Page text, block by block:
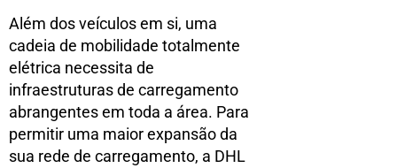
Além dos veículos em si, uma
cadeia de mobilidade totalmente
elétrica necessita de
infraestruturas de carregamento
abrangentes em toda a área. Para
permitir uma maior expansão da
sua rede de carregamento, a DHL